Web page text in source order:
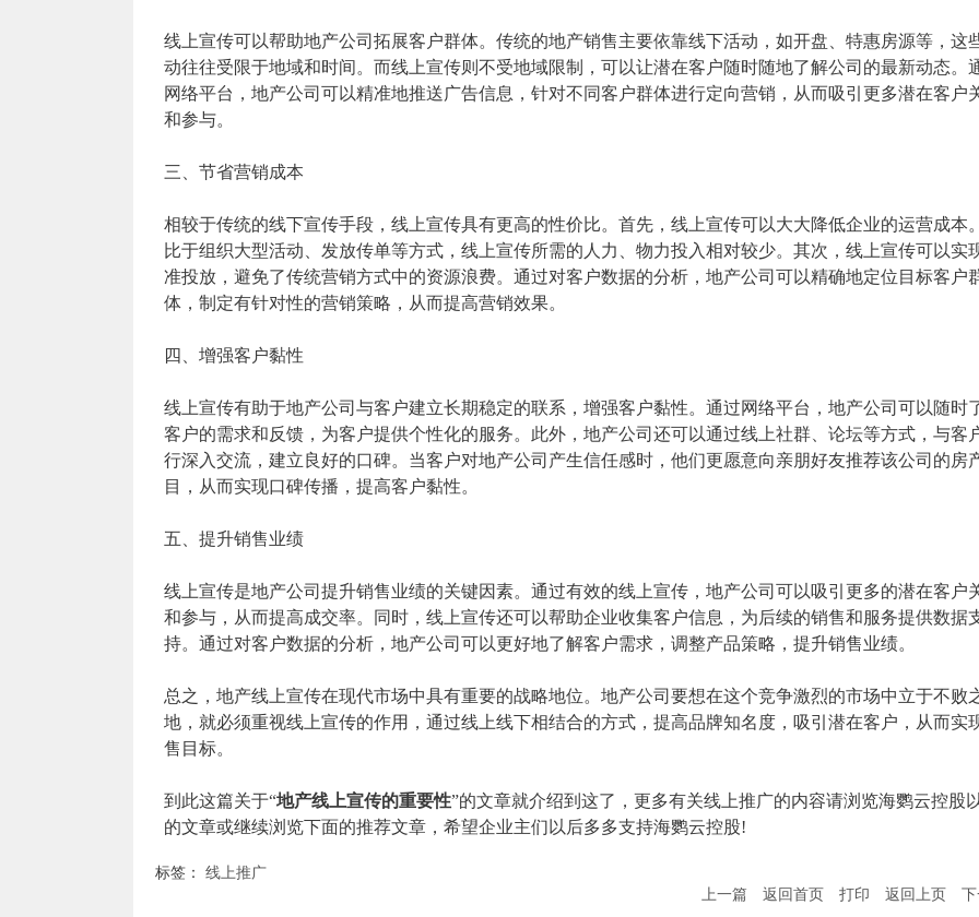
线上宣传可以帮助地产公司拓展客户群体。传统的地产销售主要依靠线下活动，如开盘、特惠房源等，这
动往往受限于地域和时间。而线上宣传则不受地域限制，可以让潜在客户随时随地了解公司的最新动态。
网络平台，地产公司可以精准地推送广告信息，针对不同客户群体进行定向营销，从而吸引更多潜在客户
和参与。
三、节省营销成本
相较于传统的线下宣传手段，线上宣传具有更高的性价比。首先，线上宣传可以大大降低企业的运营成本
比于组织大型活动、发放传单等方式，线上宣传所需的人力、物力投入相对较少。其次，线上宣传可以实
准投放，避免了传统营销方式中的资源浪费。通过对客户数据的分析，地产公司可以精确地定位目标客户
体，制定有针对性的营销策略，从而提高营销效果。
四、增强客户黏性
线上宣传有助于地产公司与客户建立长期稳定的联系，增强客户黏性。通过网络平台，地产公司可以随时
客户的需求和反馈，为客户提供个性化的服务。此外，地产公司还可以通过线上社群、论坛等方式，与客
行深入交流，建立良好的口碑。当客户对地产公司产生信任感时，他们更愿意向亲朋好友推荐该公司的房
目，从而实现口碑传播，提高客户黏性。
五、提升销售业绩
线上宣传是地产公司提升销售业绩的关键因素。通过有效的线上宣传，地产公司可以吸引更多的潜在客户
和参与，从而提高成交率。同时，线上宣传还可以帮助企业收集客户信息，为后续的销售和服务提供数据
持。通过对客户数据的分析，地产公司可以更好地了解客户需求，调整产品策略，提升销售业绩。
总之，地产线上宣传在现代市场中具有重要的战略地位。地产公司要想在这个竞争激烈的市场中立于不败
地，就必须重视线上宣传的作用，通过线上线下相结合的方式，提高品牌知名度，吸引潜在客户，从而实
售目标。
到此这篇关于“地产线上宣传的重要性”的文章就介绍到这了，更多有关线上推广的内容请浏览海鹦云控股
的文章或继续浏览下面的推荐文章，希望企业主们以后多多支持海鹦云控股!
标签： 线上推广
上一篇
返回首页 打印 返回上页